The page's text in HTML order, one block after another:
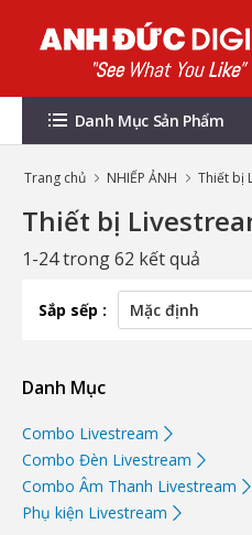
Danh Mục Sản Phẩm
Trang chủ NHIẾP ẢNH Thiết bị
Thiết bị
1-24 trong 62 kết quả
Sắp sếp :
Danh Mục
Combo Livestream
Combo Đèn Livestream
Combo Âm Thanh Livestream
Phụ kiện Livestream